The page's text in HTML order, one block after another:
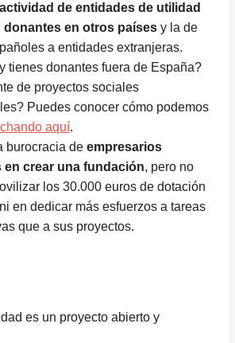
de entidades de utilidad
donantes en otros países y la de
a entidades extranjeras.
tienes donantes fuera de España?
de proyectos sociales
Puedes conocer cómo podemos
aquí.
burocracia de empresarios
en crear una fundación, pero no
los 30.000 euros de dotación
en dedicar más esfuerzos a tareas
que a sus proyectos.
es un proyecto abierto y